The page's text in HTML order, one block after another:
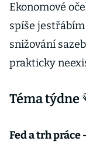
Ekonomové
spíše
snižování
prakticky
Téma týdne
Fed a trh